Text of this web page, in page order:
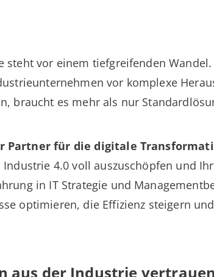
steht vor einem tiefgreifenden
vor komplexe
braucht es mehr als nur
Partner für die digitale
4.0 voll auszuschöpfen und
in IT Strategie und
optimieren, die Effizienz steigern
aus der Industrie